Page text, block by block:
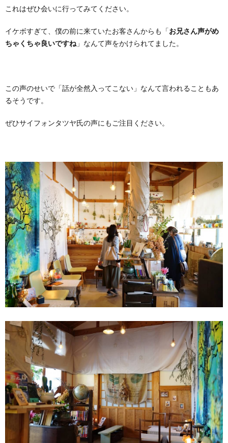
これはぜひ会いに行ってみてください。
イケボすぎて、僕の前に来ていたお客さんからも「お兄さん声がめ
ちゃくちゃ良いですね 」なんて声をかけられてました。
この声のせいで「話が全然入ってこない」なんて言われることもあ
るそうです。
ぜひサイフォンタツヤ氏の声にもご注目ください。